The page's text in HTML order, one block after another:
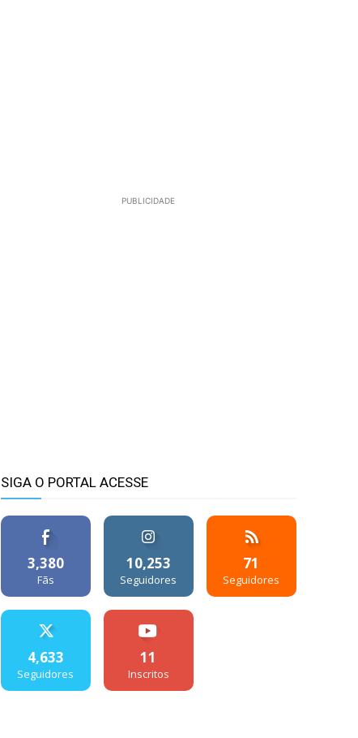
PUBLICIDADE
SIGA O PORTAL ACESSE
3,380
Fãs
10,253
Seguidores
71
Seguidores
4,633
Seguidores
11
Inscritos